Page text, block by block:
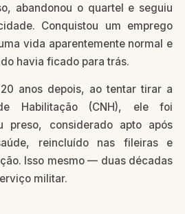
abandonou o quartel e seguiu
Conquistou um emprego
vida aparentemente normal e
havia ficado para trás.
anos depois, ao tentar tirar a
Habilitação (CNH), ele foi
preso, considerado apto após
reincluído nas fileiras e
Isso mesmo — duas décadas
militar.